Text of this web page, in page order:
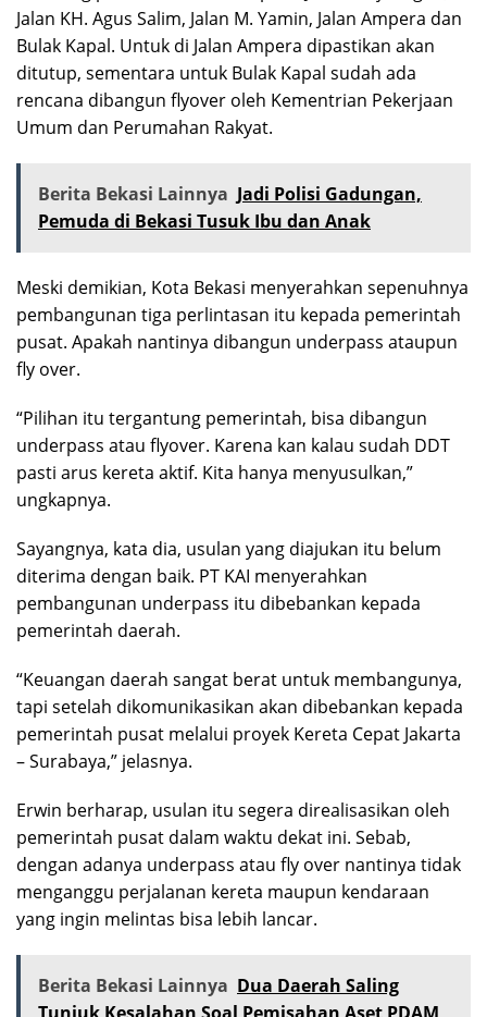
Jalan KH. Agus Salim, Jalan M. Yamin, Jalan Ampera dan
Bulak Kapal. Untuk di Jalan Ampera dipastikan akan
ditutup, sementara untuk Bulak Kapal sudah ada
rencana dibangun flyover oleh Kementrian Pekerjaan
Umum dan Perumahan Rakyat.
Berita Bekasi Lainnya Jadi Polisi Gadungan,
Pemuda di Bekasi Tusuk Ibu dan Anak
Meski demikian, Kota Bekasi menyerahkan sepenuhnya
pembangunan tiga perlintasan itu kepada pemerintah
pusat. Apakah nantinya dibangun underpass ataupun
fly over.
“Pilihan itu tergantung pemerintah, bisa dibangun
underpass atau flyover. Karena kan kalau sudah DDT
pasti arus kereta aktif. Kita hanya menyusulkan,”
ungkapnya.
Sayangnya, kata dia, usulan yang diajukan itu belum
diterima dengan baik. PT KAI menyerahkan
pembangunan underpass itu dibebankan kepada
pemerintah daerah.
“Keuangan daerah sangat berat untuk membangunya,
tapi setelah dikomunikasikan akan dibebankan kepada
pemerintah pusat melalui proyek Kereta Cepat Jakarta
– Surabaya,” jelasnya.
Erwin berharap, usulan itu segera direalisasikan oleh
pemerintah pusat dalam waktu dekat ini. Sebab,
dengan adanya underpass atau fly over nantinya tidak
menganggu perjalanan kereta maupun kendaraan
yang ingin melintas bisa lebih lancar.
Berita Bekasi Lainnya Dua Daerah Saling